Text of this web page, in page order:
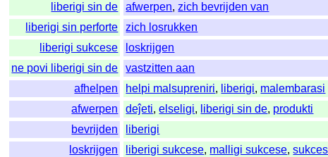
liberigi sin de
afwerpen,zich bevrijden van
liberigi sin perforte
zich losrukken
liberigi sukcese
loskrijgen
ne povi liberigi sin de
vastzitten aan
afhelpen
helpi malsupreniri, liberigi, malembarasi
afwerpen
deĵeti,elseligi, liberigi sin de, produkti
bevrijden
liberigi
loskrijgen
liberigi sukcese, malligi sukcese,